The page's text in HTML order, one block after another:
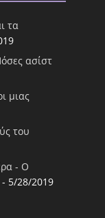
τα
ασίστ
μιας
του
- Ο
- 5/28/2019